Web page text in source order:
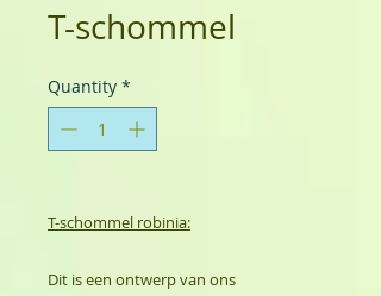
T-schommel
Quantity *
T-schommel robinia:
Dit is een ontwerp van ons